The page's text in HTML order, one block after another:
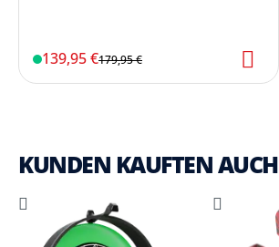
139,95 €179,95 €
KUNDEN KAUFTEN AUCH